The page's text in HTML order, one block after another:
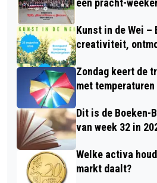
een pracht-
Kunst in de Wei –
creativiteit,
Zondag keert de
met
Dit is de Boeken-
van week 32 in
Welke activa
markt daalt?